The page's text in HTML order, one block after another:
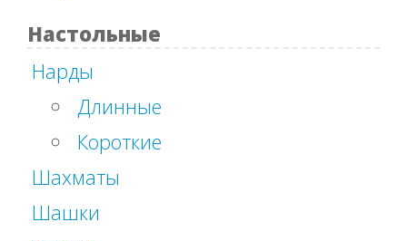
Настольные
Нарды
Длинные
Короткие
Шахматы
Шашки